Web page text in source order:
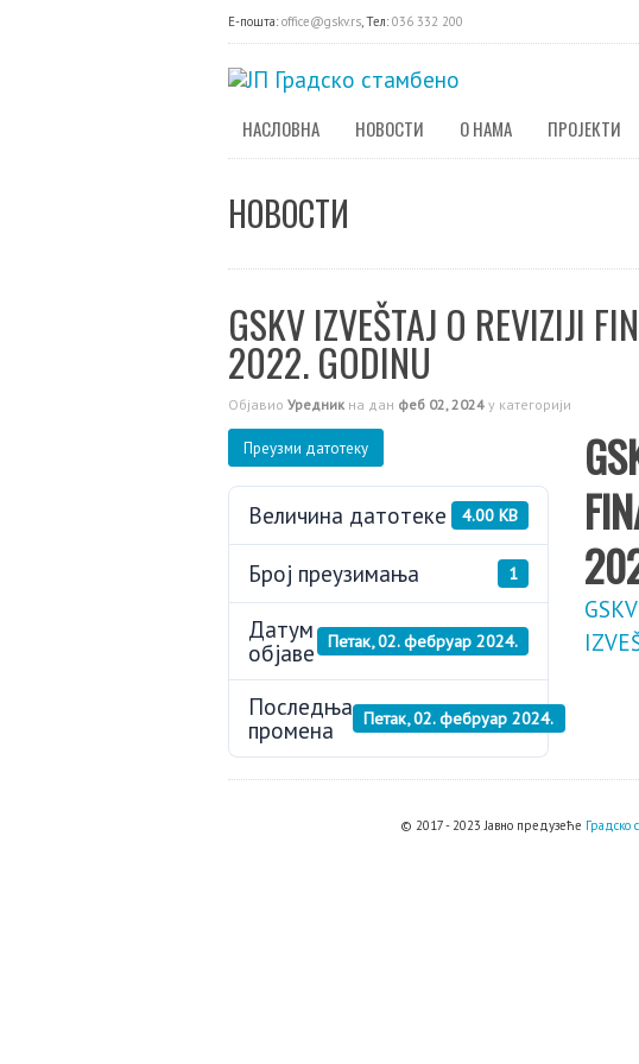
E-пошта: office@gskv.rs, Тел: 036 332 200
НАСЛОВНА НОВОСТИ О НАМА ПРОЈЕКТИ
НОВОСТИ
GSKV IZVEŠTAJ O REVIZIJI
2022. GODINU
Објавио Уредник на дан феб 02, 2024 у категорији
Преузми датотеку
Величина датотеке 4.00 KB
Број преузимања 1
Датум
објаве
Петак, 02. фебруар 2024.
Последња
промена
Петак, 02. фебруар 2024.
© 2017 - 2023 Јавно предузеће Градско